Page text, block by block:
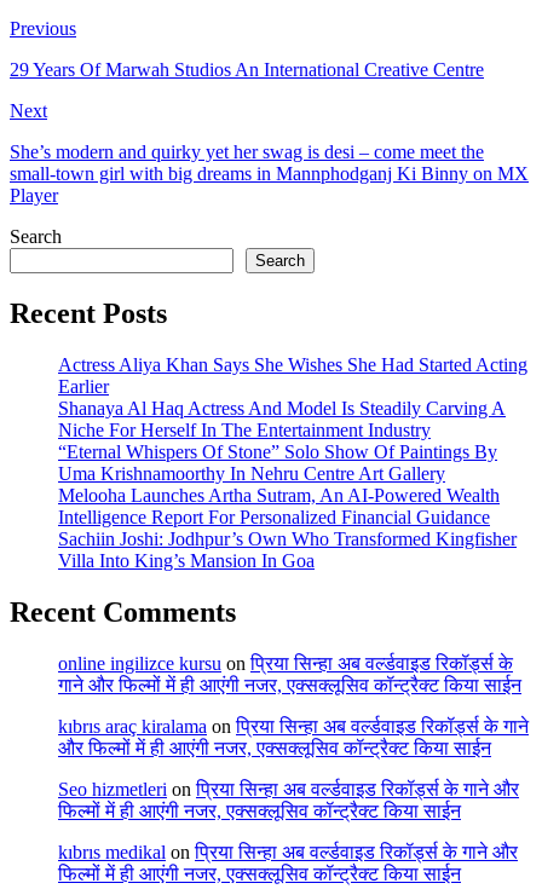
Previous
29 Years Of Marwah Studios An International Creative Centre
Next
She’s modern and quirky yet her swag is desi – come meet the
small-town girl with big dreams in Mannphodganj Ki Binny on MX
Player
Search
Search
Recent Posts
Actress Aliya Khan Says She Wishes She Had Started Acting
Earlier
Shanaya Al Haq Actress And Model Is Steadily Carving A
Niche For Herself In The Entertainment Industry
“Eternal Whispers Of Stone” Solo Show Of Paintings By
Uma Krishnamoorthy In Nehru Centre Art Gallery
Melooha Launches Artha Sutram, An AI-Powered Wealth
Intelligence Report For Personalized Financial Guidance
Sachiin Joshi: Jodhpur’s Own Who Transformed Kingfisher
Villa Into King’s Mansion In Goa
Recent Comments
online ingilizce kursu onप्रिया सिन्हा अब वर्ल्डवाइड रिकॉर्ड्स के
गाने और फिल्मों में ही आएंगी नजर, एक्सक्लूसिव कॉन्ट्रैक्ट किया साईन
kıbrıs araç kiralama onप्रिया सिन्हा अब वर्ल्डवाइड रिकॉर्ड्स के गाने
और फिल्मों में ही आएंगी नजर, एक्सक्लूसिव कॉन्ट्रैक्ट किया साईन
Seo hizmetleri onप्रिया सिन्हा अब वर्ल्डवाइड रिकॉर्ड्स के गाने और
फिल्मों में ही आएंगी नजर, एक्सक्लूसिव कॉन्ट्रैक्ट किया साईन
kıbrıs medikal onप्रिया सिन्हा अब वर्ल्डवाइड रिकॉर्ड्स के गाने और
फिल्मों में ही आएंगी नजर, एक्सक्लूसिव कॉन्ट्रैक्ट किया साईन